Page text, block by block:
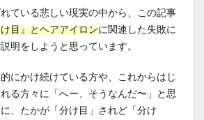
ている悲しい現実の中から、この記事
目』とヘアアイロンに関連した失敗に
明をしようと思っています。
にかけ続けている方や、これからはじ
る方々に「へー、そうなんだ〜」と思
、たかが「分け目」されど「分け
矯正
オリジナルな情報発信
ん治療
くせ毛を活かす
ケモカール
サバイバーの物語
ル
ダメージレス縮毛矯正
タンパク変性
つむじの毛流れ